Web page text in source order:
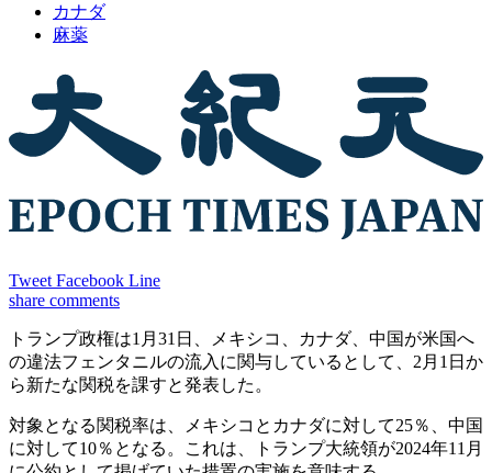
カナダ
麻薬
Tweet Facebook Line
share comments
トランプ政権は1月31日、メキシコ、カナダ、中国が米国へ
の違法フェンタニルの流入に関与しているとして、2月1日か
ら新たな関税を課すと発表した。
対象となる関税率は、メキシコとカナダに対して25％、中国
に対して10％となる。これは、トランプ大統領が2024年11月